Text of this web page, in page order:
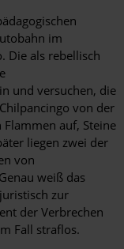
im
Die als rebellisch
und versuchen, die
von der
Flammen auf, Steine
liegen zwei der
von
weiß das
zur
der Verbrechen
Fall straflos.